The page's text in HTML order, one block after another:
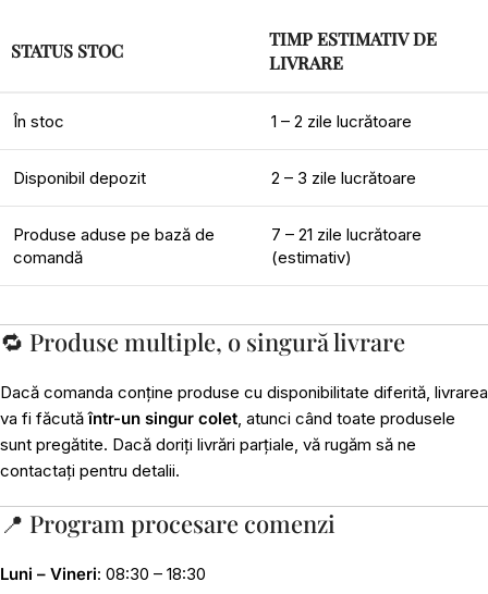
STATUS STOC
TIMP ESTIMATIV DE
LIVRARE
În stoc 1 – 2 zile lucrătoare
Disponibil depozit 2 – 3 zile lucrătoare
Produse aduse pe bază de
comandă
7 – 21 zile lucrătoare
(estimativ)
🔁 Produse multiple, o singură livrare
Dacă comanda conține produse cu disponibilitate diferită, livrarea
va fi făcutăîntr-un singur colet, atunci când toate produsele
sunt pregătite. Dacă doriți livrări parțiale, vă rugăm să ne
contactați pentru detalii.
📍 Program procesare comenzi
Luni – Vineri: 08:30 – 18:30